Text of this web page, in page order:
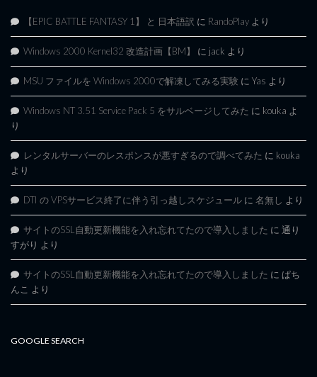
【EPIC BATTLE FANTASY 1】 と 日本語訳 に RandoPlay より
Windows 2000 Kernel32 改造計画【BM】 に jack より
MSU ファイルを Windows 2000で解凍してみる実験 に Yas より
Windows NT 3.51 Service Pack 5 をサルベージしてみた に kouka よ
り
レンタルサーバーのレスポンスが悪すぎるので調べてみた に kouka
より
DTI の VPSサービス終了に伴う引っ越しスケジュール に 名無し より
サイトのSSL自動更新機能を入れ忘れてたので導入しました に 通り
すがり より
サイトのSSL自動更新機能を入れ忘れてたので導入しました に ぱち
んこ より
GOOGLE SEARCH